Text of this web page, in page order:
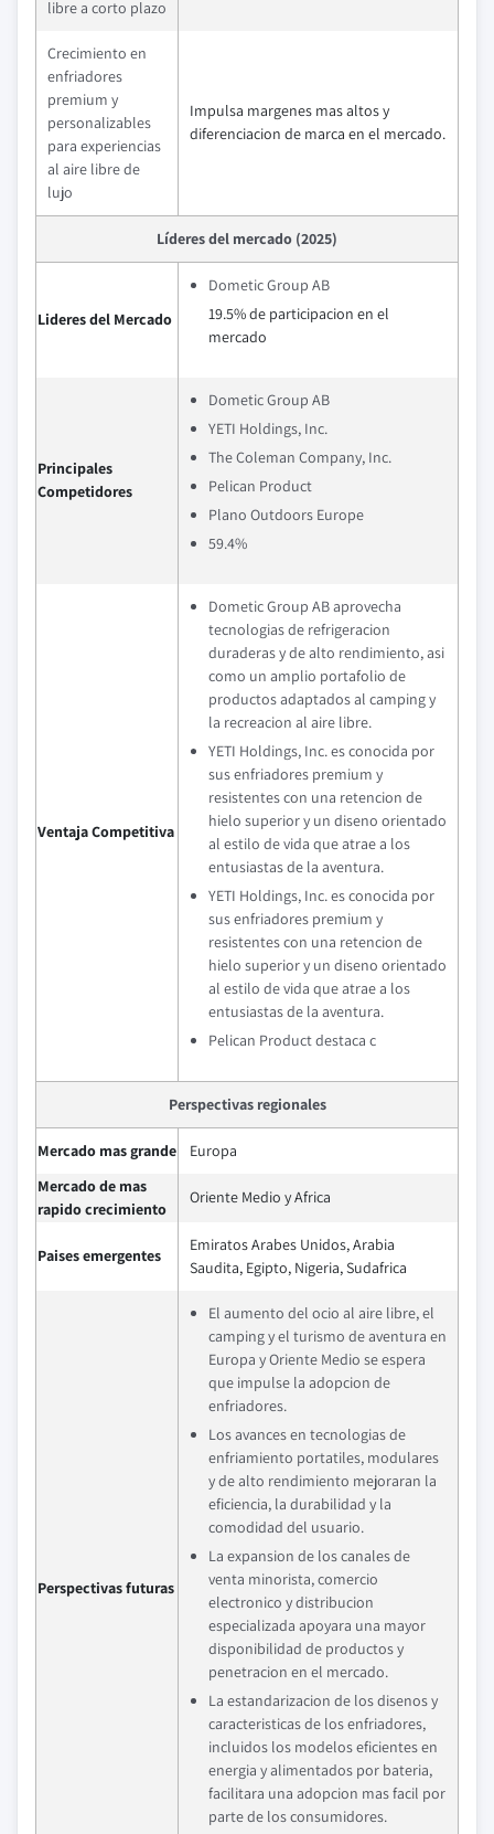
libre a corto plazo
Crecimiento en
enfriadores
premium y
personalizables
para experiencias
al aire libre de
lujo
Impulsa margenes mas altos y
diferenciacion de marca en el mercado.
Líderes del mercado (2025)
Lideres del Mercado
Dometic Group AB
19.5% de participacion en el
mercado
Principales
Competidores
Dometic Group AB
YETI Holdings, Inc.
The Coleman Company, Inc.
Pelican Product
Plano Outdoors Europe
59.4%
Ventaja Competitiva
Dometic Group AB aprovecha
tecnologias de refrigeracion
duraderas y de alto rendimiento, asi
como un amplio portafolio de
productos adaptados al camping y
la recreacion al aire libre.
YETI Holdings, Inc. es conocida por
sus enfriadores premium y
resistentes con una retencion de
hielo superior y un diseno orientado
al estilo de vida que atrae a los
entusiastas de la aventura.
YETI Holdings, Inc. es conocida por
sus enfriadores premium y
resistentes con una retencion de
hielo superior y un diseno orientado
al estilo de vida que atrae a los
entusiastas de la aventura.
Pelican Product destaca c
Perspectivas regionales
Mercado mas grande
Europa
Mercado de mas
rapido crecimiento
Oriente Medio y Africa
Paises emergentes
Emiratos Arabes Unidos, Arabia
Saudita, Egipto, Nigeria, Sudafrica
Perspectivas futuras
El aumento del ocio al aire libre, el
camping y el turismo de aventura en
Europa y Oriente Medio se espera
que impulse la adopcion de
enfriadores.
Los avances en tecnologias de
enfriamiento portatiles, modulares
y de alto rendimiento mejoraran la
eficiencia, la durabilidad y la
comodidad del usuario.
La expansion de los canales de
venta minorista, comercio
electronico y distribucion
especializada apoyara una mayor
disponibilidad de productos y
penetracion en el mercado.
La estandarizacion de los disenos y
caracteristicas de los enfriadores,
incluidos los modelos eficientes en
energia y alimentados por bateria,
facilitara una adopcion mas facil por
parte de los consumidores.